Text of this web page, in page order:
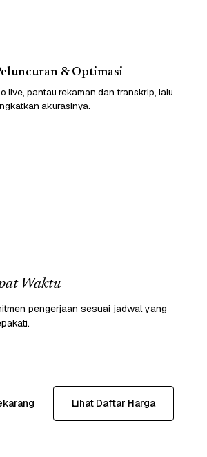
& Optimasi
live, pantau rekaman dan transkrip, lalu
akurasinya.
Waktu
pengerjaan sesuai jadwal yang
Lihat Daftar Harga